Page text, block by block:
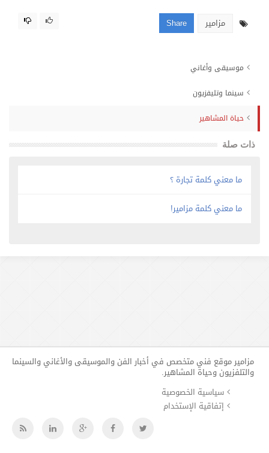
مزامير Share
موسيقى وأغاني
سينما وتليفزيون
حياة المشاهير
ذات صلة
ما معني كلمة تجارة ؟
ما معني كلمة مزامير!
مزامير موقع فني متخصص في أخبار الفن والموسيقى والأغاني والسينما
والتلفزيون وحياة المشاهير.
سياسية الخصوصية
إتفاقية الإستخدام